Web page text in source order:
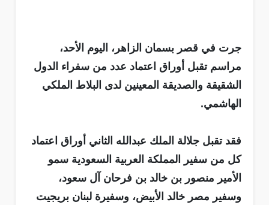
جرت في قصر بسمان الزاهر، اليوم الأحد،
مراسم تقبل أوراق اعتماد عدد من سفراء الدول
الشقيقة والصديقة المعينين لدى البلاط الملكي
الهاشمي.
فقد تقبل جلالة الملك عبدالله الثاني أوراق اعتماد
كل من سفير المملكة العربية السعودية سمو
الأمير منصور بن خالد بن فرحان آل سعود،
وسفير مصر خالد الأبيض، وسفيرة لبنان بريجيت